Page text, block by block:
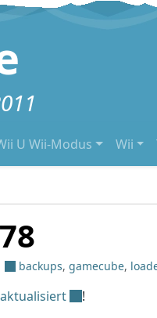
U Wii-Modus Wii
backups, gamecube,
aktualisiert
!